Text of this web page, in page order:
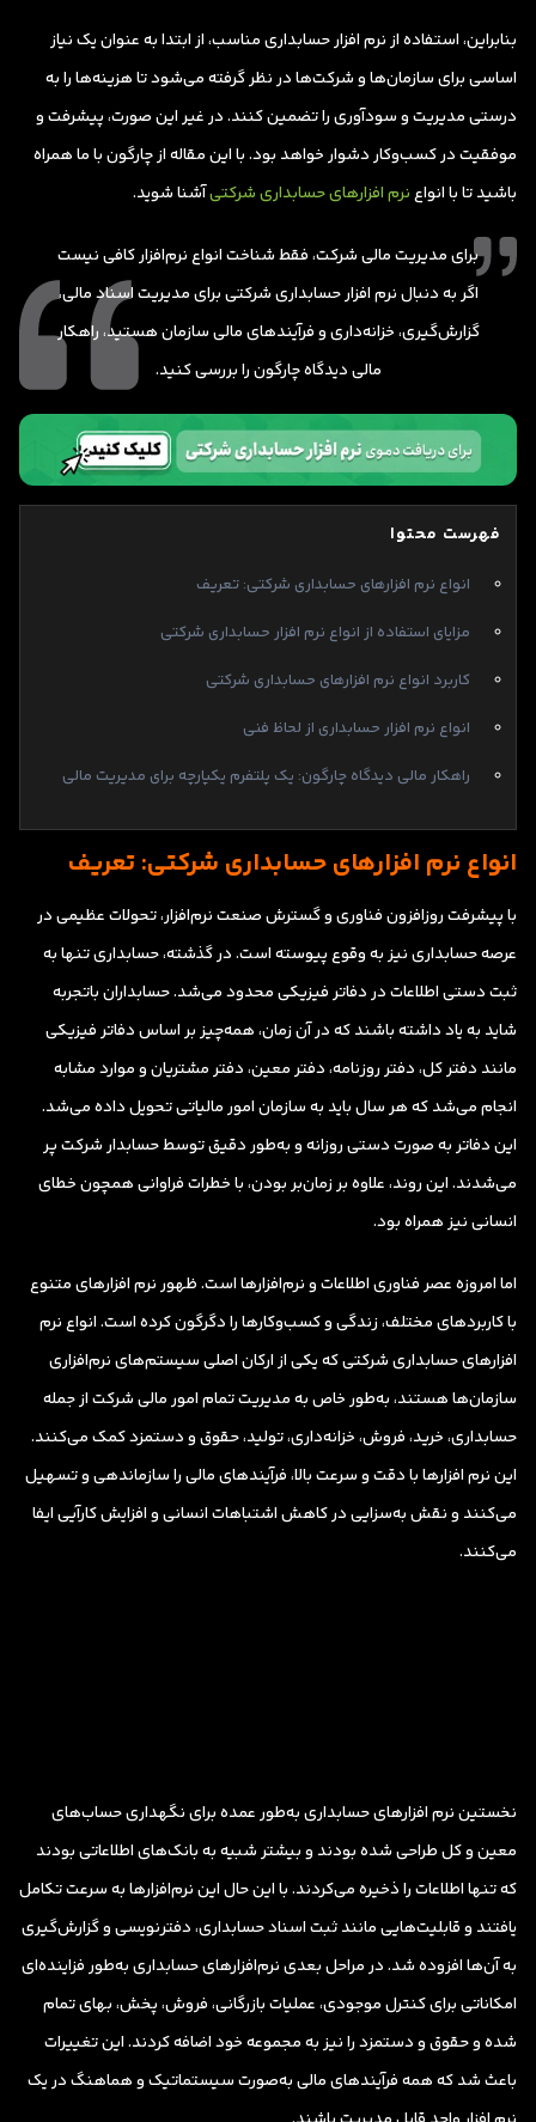
بنابراین، استفاده از نرم افزار حسابداری مناسب، از ابتدا به عنوان یک نیاز
اساسی برای سازمان‌ها و شرکت‌ها در نظر گرفته می‌شود تا هزینه‌ها را به
درستی مدیریت و سودآوری را تضمین کنند. در غیر این صورت، پیشرفت و
موفقیت در کسب‌وکار دشوار خواهد بود. با این مقاله از چارگون با ما همراه
باشید تا با انواعنرم افزارهای حسابداری شرکتیآشنا شوید.
برای مدیریت مالی شرکت، فقط شناخت انواع نرم‌افزار کافی نیست
اگر به دنبال نرم افزار حسابداری شرکتی برای مدیریت اسناد مالی،
گزارش‌گیری، خزانه‌داری و فرآیندهای مالی سازمان هستید، راهکار
مالی دیدگاه چارگون را بررسی کنید.
فهرست محتوا
انواع نرم افزارهای حسابداری شرکتی: تعریف
مزایای استفاده از انواع نرم افزار حسابداری شرکتی
کاربرد انواع نرم افزارهای حسابداری شرکتی
انواع نرم افزار حسابداری از لحاظ فنی
راهکار مالی دیدگاه چارگون: یک پلتفرم یکپارچه برای مدیریت مالی
انواع نرم افزارهای حسابداری شرکتی: تعریف
با پیشرفت روزافزون فناوری و گسترش صنعت نرم‌افزار، تحولات عظیمی در
عرصه حسابداری نیز به وقوع پیوسته است. در گذشته، حسابداری تنها به
ثبت دستی اطلاعات در دفاتر فیزیکی محدود می‌شد. حسابداران باتجربه
شاید به یاد داشته باشند که در آن زمان، همه‌چیز بر اساس دفاتر فیزیکی
مانند دفتر کل، دفتر روزنامه، دفتر معین، دفتر مشتریان و موارد مشابه
انجام می‌شد که هر سال باید به سازمان امور مالیاتی تحویل داده می‌شد.
این دفاتر به صورت دستی روزانه و به‌طور دقیق توسط حسابدار شرکت پر
می‌شدند. این روند، علاوه بر زمان‌بر بودن، با خطرات فراوانی همچون خطای
انسانی نیز همراه بود.
اما امروزه عصر فناوری اطلاعات و نرم‌افزارها است. ظهور نرم افزارهای متنوع
با کاربردهای مختلف، زندگی و کسب‌وکارها را دگرگون کرده است. انواع نرم
افزارهای حسابداری شرکتی که یکی از ارکان اصلی سیستم‌های نرم‌افزاری
سازمان‌ها هستند، به‌طور خاص به مدیریت تمام امور مالی شرکت از جمله
حسابداری، خرید، فروش، خزانه‌داری، تولید، حقوق و دستمزد کمک می‌کنند.
این نرم افزارها با دقت و سرعت بالا، فرآیندهای مالی را سازماندهی و تسهیل
می‌کنند و نقش به‌سزایی در کاهش اشتباهات انسانی و افزایش کارآیی ایفا
می‌کنند.
نخستین نرم افزارهای حسابداری به‌طور عمده برای نگهداری حساب‌های
معین و کل طراحی شده بودند و بیشتر شبیه به بانک‌های اطلاعاتی بودند
که تنها اطلاعات را ذخیره می‌کردند. با این حال این نرم‌افزارها به سرعت تکامل
یافتند و قابلیت‌هایی مانند ثبت اسناد حسابداری، دفترنویسی و گزارش‌گیری
به آن‌ها افزوده شد. در مراحل بعدی نرم‌افزارهای حسابداری به‌طور فزاینده‌ای
امکاناتی برای کنترل موجودی، عملیات بازرگانی، فروش، پخش، بهای تمام
شده و حقوق و دستمزد را نیز به مجموعه خود اضافه کردند. این تغییرات
باعث شد که همه فرآیندهای مالی به‌صورت سیستماتیک و هماهنگ در یک